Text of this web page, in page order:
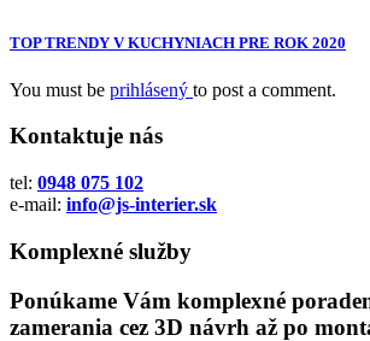
TOP TRENDY V KUCHYNIACH PRE ROK 2020
You must be prihlásený to post a comment.
Kontaktuje nás
tel: 0948 075 102
e-mail: info@js-interier.sk
Komplexné služby
Ponúkame Vám komplexné
zamerania cez 3D návrh až po